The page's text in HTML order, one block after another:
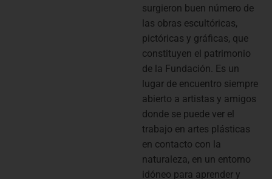
surgieron buen número de
las obras escultóricas,
pictóricas y gráficas, que
constituyen el patrimonio
de la Fundación. Es un
lugar de encuentro siempre
abierto a artistas y amigos
donde se puede ver el
trabajo en artes plásticas
en contacto con la
naturaleza, en un entorno
idóneo para aprender y